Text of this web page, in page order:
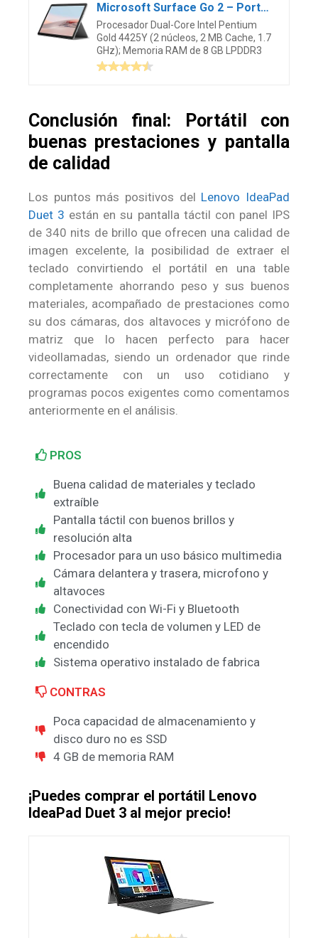
Microsoft Surface Go 2 – Portátil 2 en 1 de 10.5 pulgadas Full HD, Wifi, Intel Pentium Gold 4425Y, 8 GB RAM, 128 GB SSD, Windows 10 Home Platino
Procesador Dual-Core Intel Pentium
Gold 4425Y (2 núcleos, 2 MB Cache, 1.7
GHz); Memoria RAM de 8 GB LPDDR3
Conclusión final: Portátil con
buenas prestaciones y pantalla
de calidad
Los puntos más positivos del Lenovo IdeaPad
Duet 3 están en su pantalla táctil con panel IPS
de 340 nits de brillo que ofrecen una calidad de
imagen excelente, la posibilidad de extraer el
teclado convirtiendo el portátil en una table
completamente ahorrando peso y sus buenos
materiales, acompañado de prestaciones como
su dos cámaras, dos altavoces y micrófono de
matriz que lo hacen perfecto para hacer
videollamadas, siendo un ordenador que rinde
correctamente con un uso cotidiano y
programas pocos exigentes como comentamos
anteriormente en el análisis.
PROS
Buena calidad de materiales y teclado
extraíble
Pantalla táctil con buenos brillos y
resolución alta
Procesador para un uso básico multimedia
Cámara delantera y trasera, microfono y
altavoces
Conectividad con Wi-Fi y Bluetooth
Teclado con tecla de volumen y LED de
encendido
Sistema operativo instalado de fabrica
CONTRAS
Poca capacidad de almacenamiento y
disco duro no es SSD
4 GB de memoria RAM
¡Puedes comprar el portátil Lenovo
IdeaPad Duet 3 al mejor precio!